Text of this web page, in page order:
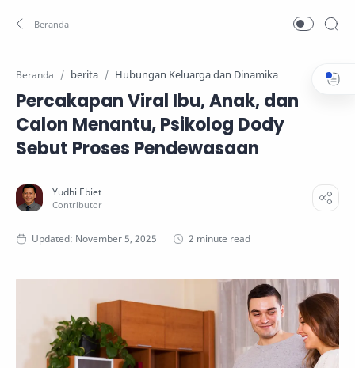
Beranda berita Hubungan Keluarga dan Dinamika
Percakapan Viral Ibu, Anak, dan
Calon Menantu, Psikolog Dody
Sebut Proses Pendewasaan
2 minute read